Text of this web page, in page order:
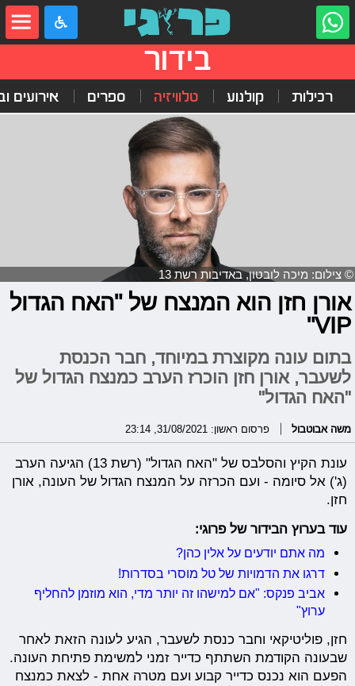
בידור
רכילות קולנוע טלוויזיה ספרים אירועים
© צילום: מיכה לובטון, באדיבות רשת 13
אורן חזן הוא המנצח של "האח הגדול
VIP"
בתום עונה מקוצרת במיוחד, חבר הכנסת
לשעבר, אורן חזן הוכרז הערב כמנצח הגדול של
"האח הגדול"
משה אבוטבול פרסום ראשון: 31/08/2021, 23:14
עונת הקיץ והסלבס של "האח הגדול" (רשת 13) הגיעה הערב
(ג') אל סיומה - ועם הכרזה על המנצח הגדול של העונה, אורן
חזן.
עוד בערוץ הבידור של פרוגי:
מה אתם יודעים על אלין כהן?
דרגו את הדמויות של טל מוסרי בסדרות!
אביב פנקס: "אם למישהו זה יותר מדי, הוא מוזמן להחליף
ערוץ"
חזן, פוליטיקאי וחבר כנסת לשעבר, הגיע לעונה הזאת לאחר
שבעונה הקודמת השתתף כדייר זמני למשימת פתיחת העונה.
הפעם הוא נכנס כדייר קבוע ועם מטרה אחת - לצאת כמנצח